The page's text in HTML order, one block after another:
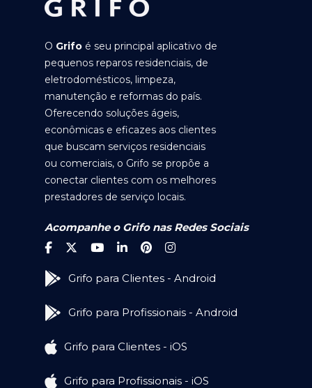
O Grifo é seu principal aplicativo de
pequenos reparos residenciais, de
eletrodomésticos, limpeza,
manutenção e reformas do país.
Oferecendo soluções ágeis,
econômicas e eficazes aos clientes
que buscam serviços residenciais
ou comerciais, o Grifo se propõe a
conectar clientes com os melhores
prestadores de serviço locais.
Acompanhe o Grifo nas Redes Sociais
Grifo para Clientes - Android
Grifo para Profissionais - Android
Grifo para Clientes - iOS
Grifo para Profissionais - iOS